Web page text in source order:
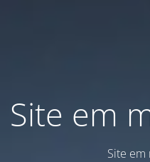
Site em
Site em